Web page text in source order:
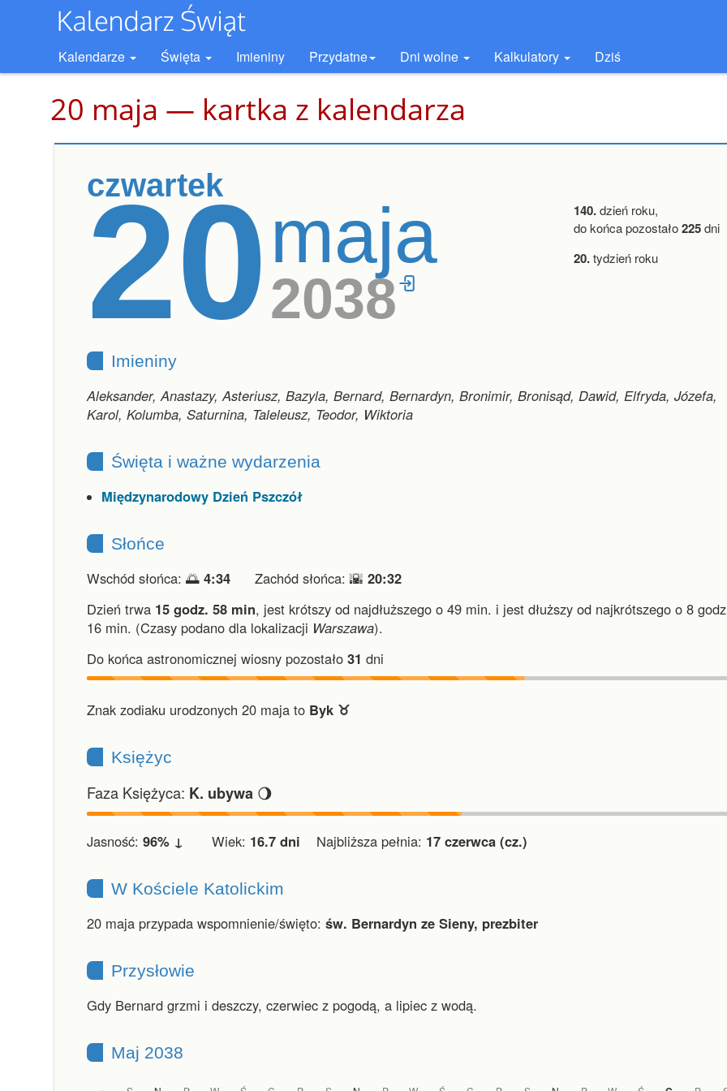
Kalendarze Święta Imieniny Przydatne Dni wolne Kalkulatory Dziś
20 maja — kartka z kalendarza
czwartek
20maja
2038
140.dzień roku,
do końca pozostało225dni
20.tydzień roku
Imieniny
Aleksander, Anastazy, Asteriusz, Bazyla, Bernard, Bernardyn, Bronimir, Bronisąd, Dawid, Elfryda, Józefa,
Karol, Kolumba, Saturnina, Taleleusz, Teodor, Wiktoria
Święta i ważne wydarzenia
Międzynarodowy Dzień Pszczół
Słońce
Wschód słońca: 🌅 4:34 Zachód słońca: 🌇 20:32
Dzień trwa 15 godz. 58 min, jest krótszy od najdłuższego o 49 min. i jest dłuższy od najkrótszego o 8
16 min. (Czasy podano dla lokalizacji Warszawa).
Do końca astronomicznej wiosny pozostało 31 dni
Znak zodiaku urodzonych 20 maja to Byk ♉︎
Księżyc
Faza Księżyca: K. ubywa 🌖
Jasność: 96% ↓ Wiek: 16.7 dni Najbliższa pełnia: 17 czerwca (cz.)
W Kościele Katolickim
20 maja przypada wspomnienie/święto: św. Bernardyn ze Sieny, prezbiter
Przysłowie
Gdy Bernard grzmi i deszczy, czerwiec z pogodą, a lipiec z wodą.
Maj 2038